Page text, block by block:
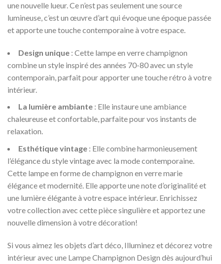
une nouvelle lueur. Ce n’est pas seulement une source
lumineuse, c’est un œuvre d’art qui évoque une époque passée
et apporte une touche contemporaine à votre espace.
Design unique : Cette lampe en verre champignon
combine un style inspiré des années 70-80 avec un style
contemporain, parfait pour apporter une touche rétro à votre
intérieur.
La lumière ambiante : Elle instaure une ambiance
chaleureuse et confortable, parfaite pour vos instants de
relaxation.
Esthétique vintage : Elle combine harmonieusement
l’élégance du style vintage avec la mode contemporaine.
Cette lampe en forme de champignon en verre marie
élégance et modernité. Elle apporte une note d’originalité et
une lumière élégante à votre espace intérieur. Enrichissez
votre collection avec cette pièce singulière et apportez une
nouvelle dimension à votre décoration!
Si vous aimez les objets d’art déco, Illuminez et décorez votre
intérieur avec une Lampe Champignon Design dès aujourd’hui